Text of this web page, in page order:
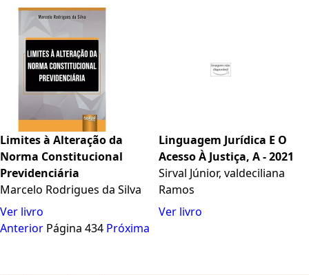
Limites à Alteração da
Norma Constitucional
Previdenciária
Marcelo Rodrigues da Silva
Ver livro
Linguagem Jurídica E O
Acesso À Justiça, A - 2021
Sirval Júnior, valdeciliana
Ramos
Ver livro
Anterior Página 434 Próxima